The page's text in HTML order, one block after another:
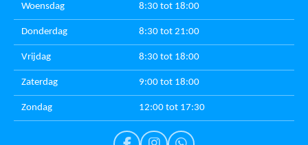
Woensdag 8:30 tot 18:00
Donderdag 8:30 tot 21:00
Vrijdag 8:30 tot 18:00
Zaterdag 9:00 tot 18:00
Zondag 12:00 tot 17:30